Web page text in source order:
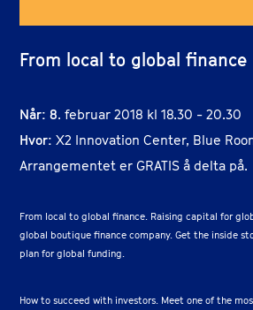
From local to global finance
Når: 8. februar 2018 kl 18.30 - 20.30
Hvor: X2 Innovation Center, Blue
Arrangementet er GRATIS å delta på.
From local to global finance. Raising capital for
global boutique finance company. Get the inside
plan for global funding.
How to succeed with investors. Meet one of the